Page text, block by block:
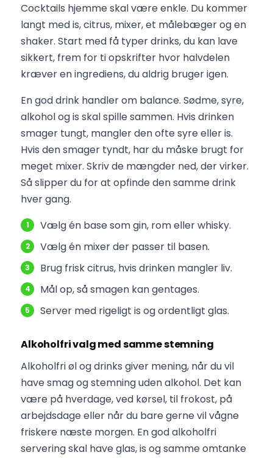
Cocktails hjemme skal være enkle. Du kommer
langt med is, citrus, mixer, et målebæger og en
shaker. Start med få typer drinks, du kan lave
sikkert, frem for ti opskrifter hvor halvdelen
kræver en ingrediens, du aldrig bruger igen.
En god drink handler om balance. Sødme, syre,
alkohol og is skal spille sammen. Hvis drinken
smager tungt, mangler den ofte syre eller is.
Hvis den smager tyndt, har du måske brugt for
meget mixer. Skriv de mængder ned, der virker.
Så slipper du for at opfinde den samme drink
hver gang.
Vælg én base som gin, rom eller whisky.
Vælg én mixer der passer til basen.
Brug frisk citrus, hvis drinken mangler liv.
Mål op, så smagen kan gentages.
Server med rigeligt is og ordentligt glas.
Alkoholfri valg med samme stemning
Alkoholfri øl og drinks giver mening, når du vil
have smag og stemning uden alkohol. Det kan
være på hverdage, ved kørsel, til frokost, på
arbejdsdage eller når du bare gerne vil vågne
friskere næste morgen. En god alkoholfri
servering skal have glas, is og samme omtanke